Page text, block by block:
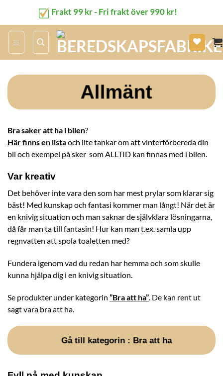
content
Frakt 99 kr - Fri frakt över 990 kr!
Allmänt
Bra saker att ha i bilen?
Här finns en listaoch lite tankar om att vinterförbereda din
bil och exempel på sker som ALLTID kan finnas med i bilen.
Var kreativ
Det behöver inte vara den som har mest prylar som klarar sig
bäst! Med kunskap och fantasi kommer man långt! När det är
en knivig situation och man saknar de självklara lösningarna,
då får man ta till fantasin! Hur kan man t.ex. samla upp
regnvatten att spola toaletten med?
Fundera igenom vad du redan har hemma och som skulle
kunna hjälpa dig i en knivig situation.
Se produkter under kategorin ”Bra att ha”. De kan rent ut
sagt vara bra att ha.
Gå till kategorin : Bra att ha